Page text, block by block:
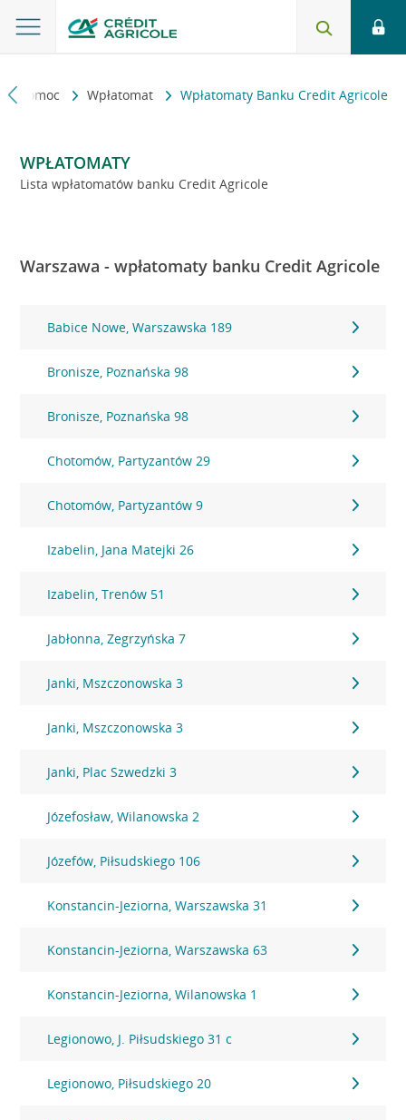
i pomoc Wpłatomat Wpłatomaty Banku Credit Agricole
WPŁATOMATY
Lista wpłatomatów banku Credit Agricole
Warszawa - wpłatomaty banku Credit Agricole
Babice Nowe, Warszawska 189
Bronisze, Poznańska 98
Bronisze, Poznańska 98
Chotomów, Partyzantów 29
Chotomów, Partyzantów 9
Izabelin, Jana Matejki 26
Izabelin, Trenów 51
Jabłonna, Zegrzyńska 7
Janki, Mszczonowska 3
Janki, Mszczonowska 3
Janki, Plac Szwedzki 3
Józefosław, Wilanowska 2
Józefów, Piłsudskiego 106
Konstancin-Jeziorna, Warszawska 31
Konstancin-Jeziorna, Warszawska 63
Konstancin-Jeziorna, Wilanowska 1
Legionowo, J. Piłsudskiego 31 c
Legionowo, Piłsudskiego 20